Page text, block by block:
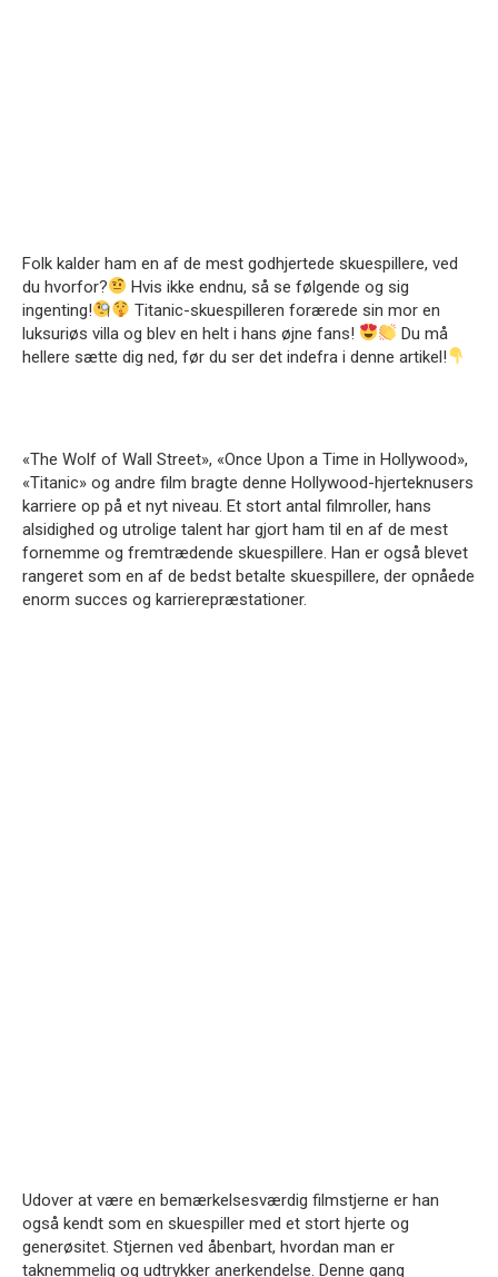
Folk kalder ham en af ​​de mest godhjertede skuespillere, ved
du hvorfor?
Hvis ikke endnu, så se følgende og sig
ingenting!
Titanic-skuespilleren forærede sin mor en
luksuriøs villa og blev en helt i hans øjne fans!
Du må
hellere sætte dig ned, før du ser det indefra i denne artikel!
«The Wolf of Wall Street», «Once Upon a Time in Hollywood»,
«Titanic» og andre film bragte denne Hollywood-hjerteknusers
karriere op på et nyt niveau. Et stort antal filmroller, hans
alsidighed og utrolige talent har gjort ham til en af ​​de mest
fornemme og fremtrædende skuespillere. Han er også blevet
rangeret som en af ​​de bedst betalte skuespillere, der opnåede
enorm succes og karrierepræstationer.
Udover at være en bemærkelsesværdig filmstjerne er han
også kendt som en skuespiller med et stort hjerte og
generøsitet. Stjernen ved åbenbart, hvordan man er
taknemmelig og udtrykker anerkendelse. Denne gang